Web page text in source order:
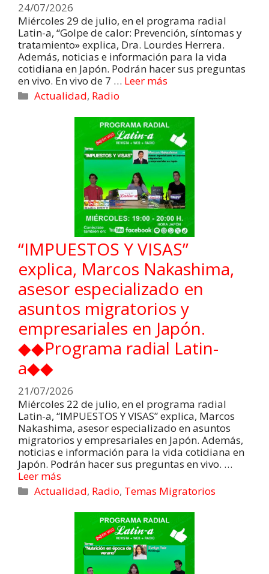
24/07/2026
Miércoles 29 de julio, en el programa radial
Latin-a, “Golpe de calor: Prevención, síntomas y
tratamiento» explica, Dra. Lourdes Herrera.
Además, noticias e información para la vida
cotidiana en Japón. Podrán hacer sus preguntas
en vivo. En vivo de 7 … Leer más
Actualidad, Radio
“IMPUESTOS Y VISAS”
explica, Marcos Nakashima,
asesor especializado en
asuntos migratorios y
empresariales en Japón.
◆◆Programa radial Latin-
a◆◆
21/07/2026
Miércoles 22 de julio, en el programa radial
Latin-a, “IMPUESTOS Y VISAS” explica, Marcos
Nakashima, asesor especializado en asuntos
migratorios y empresariales en Japón. Además,
noticias e información para la vida cotidiana en
Japón. Podrán hacer sus preguntas en vivo. …
Leer más
Actualidad, Radio, Temas Migratorios